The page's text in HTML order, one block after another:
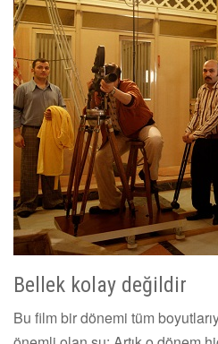
Bellek kolay değildir
Bu film bir dönemi tüm